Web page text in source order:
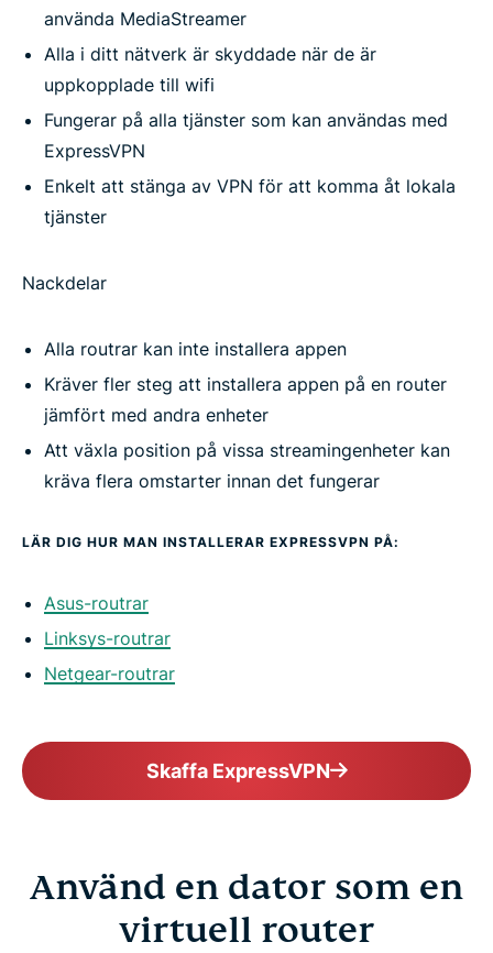
använda MediaStreamer
Alla i ditt nätverk är skyddade när de är
uppkopplade till wifi
Fungerar på alla tjänster som kan användas med
ExpressVPN
Enkelt att stänga av VPN för att komma åt lokala
tjänster
Nackdelar
Alla routrar kan inte installera appen
Kräver fler steg att installera appen på en router
jämfört med andra enheter
Att växla position på vissa streamingenheter kan
kräva flera omstarter innan det fungerar
LÄR DIG HUR MAN INSTALLERAR EXPRESSVPN PÅ:
Asus-routrar
Linksys-routrar
Netgear-routrar
Skaffa ExpressVPN
Använd en dator som en
virtuell router